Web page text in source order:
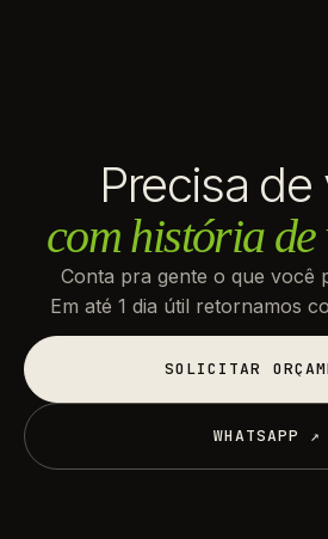
Precisa
com história de
Conta pra gente o que você
Em até 1 dia útil retornamos
SOLICITAR
WHATSAPP ↗